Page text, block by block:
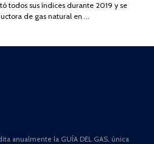
2025
todos sus índices durante 2019 y se
de gas natural en …
anualmente la GUÍA DEL GAS, única